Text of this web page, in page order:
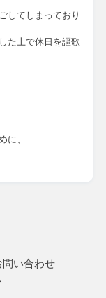
してしまっており
た上で休日を謳歌
に、
問い合わせ